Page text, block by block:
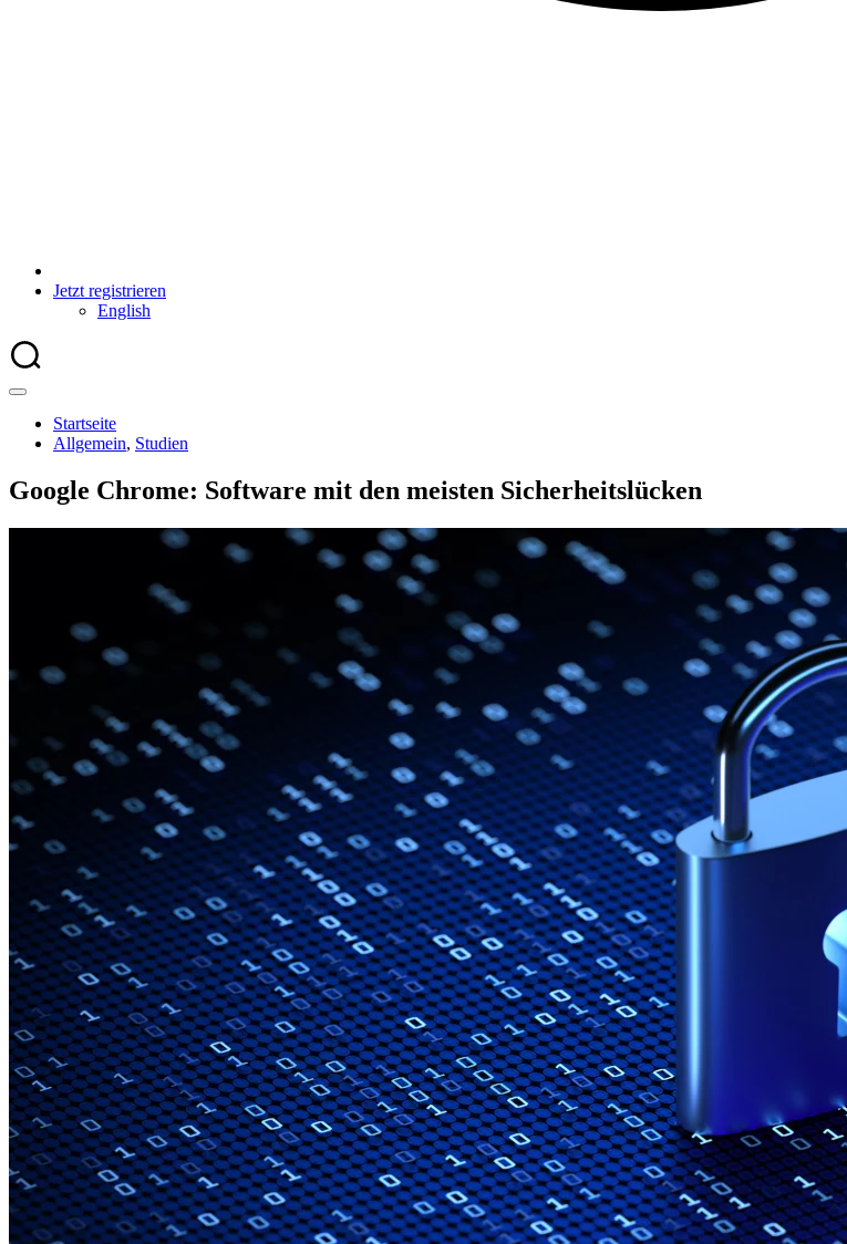
Jetzt registrieren
English
Startseite
Allgemein, Studien
Google Chrome: Software mit den meisten Sicherheitslücken